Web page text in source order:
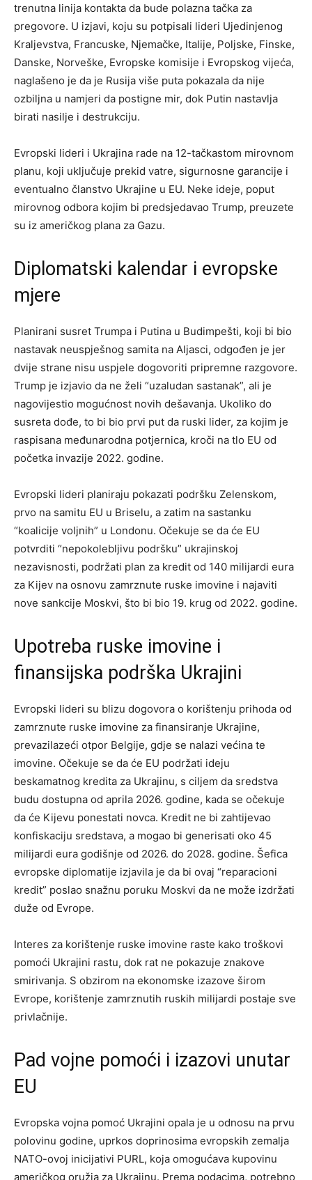
trenutna linija kontakta da bude polazna tačka za
pregovore. U izjavi, koju su potpisali lideri Ujedinjenog
Kraljevstva, Francuske, Njemačke, Italije, Poljske, Finske,
Danske, Norveške, Evropske komisije i Evropskog vijeća,
naglašeno je da je Rusija više puta pokazala da nije
ozbiljna u namjeri da postigne mir, dok Putin nastavlja
birati nasilje i destrukciju.
Evropski lideri i Ukrajina rade na 12-tačkastom mirovnom
planu, koji uključuje prekid vatre, sigurnosne garancije i
eventualno članstvo Ukrajine u EU. Neke ideje, poput
mirovnog odbora kojim bi predsjedavao Trump, preuzete
su iz američkog plana za Gazu.
Diplomatski kalendar i evropske
mjere
Planirani susret Trumpa i Putina u Budimpešti, koji bi bio
nastavak neuspješnog samita na Aljasci, odgođen je jer
dvije strane nisu uspjele dogovoriti pripremne razgovore.
Trump je izjavio da ne želi “uzaludan sastanak”, ali je
nagovijestio mogućnost novih dešavanja. Ukoliko do
susreta dođe, to bi bio prvi put da ruski lider, za kojim je
raspisana međunarodna potjernica, kroči na tlo EU od
početka invazije 2022. godine.
Evropski lideri planiraju pokazati podršku Zelenskom,
prvo na samitu EU u Briselu, a zatim na sastanku
“koalicije voljnih” u Londonu. Očekuje se da će EU
potvrditi “nepokolebljivu podršku” ukrajinskoj
nezavisnosti, podržati plan za kredit od 140 milijardi eura
za Kijev na osnovu zamrznute ruske imovine i najaviti
nove sankcije Moskvi, što bi bio 19. krug od 2022. godine.
Upotreba ruske imovine i
finansijska podrška Ukrajini
Evropski lideri su blizu dogovora o korištenju prihoda od
zamrznute ruske imovine za finansiranje Ukrajine,
prevazilazeći otpor Belgije, gdje se nalazi većina te
imovine. Očekuje se da će EU podržati ideju
beskamatnog kredita za Ukrajinu, s ciljem da sredstva
budu dostupna od aprila 2026. godine, kada se očekuje
da će Kijevu ponestati novca. Kredit ne bi zahtijevao
konfiskaciju sredstava, a mogao bi generisati oko 45
milijardi eura godišnje od 2026. do 2028. godine. Šefica
evropske diplomatije izjavila je da bi ovaj “reparacioni
kredit” poslao snažnu poruku Moskvi da ne može izdržati
duže od Evrope.
Interes za korištenje ruske imovine raste kako troškovi
pomoći Ukrajini rastu, dok rat ne pokazuje znakove
smirivanja. S obzirom na ekonomske izazove širom
Evrope, korištenje zamrznutih ruskih milijardi postaje sve
privlačnije.
Pad vojne pomoći i izazovi unutar
EU
Evropska vojna pomoć Ukrajini opala je u odnosu na prvu
polovinu godine, uprkos doprinosima evropskih zemalja
NATO-ovoj inicijativi PURL, koja omogućava kupovinu
američkog oružja za Ukrajinu. Prema podacima, potrebno